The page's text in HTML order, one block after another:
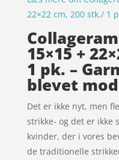
22×22 cm, 200 stk./ 1
15×15 +
1 pk. –
blevet
Det er ikke nyt, men
strikke- og det er ikke
kvinder, der i vores
de traditionelle